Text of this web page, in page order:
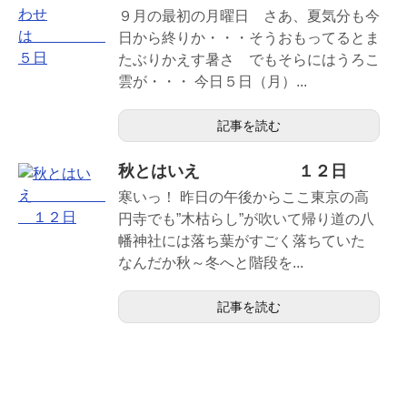
９月の最初の月曜日 さあ、夏気分も今
日から終りか・・・そうおもってるとま
たぶりかえす暑さ でもそらにはうろこ
雲が・・・ 今日５日（月）...
記事を読む
秋とはいえ １２日
寒いっ！ 昨日の午後からここ東京の高
円寺でも”木枯らし”が吹いて帰り道の八
幡神社には落ち葉がすごく落ちていた
なんだか秋～冬へと階段を...
記事を読む